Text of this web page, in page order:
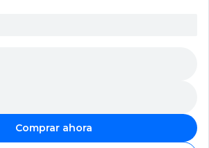
Comprar ahora